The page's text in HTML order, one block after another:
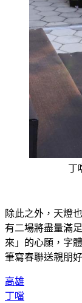
丁
除此之外，天燈
有二場將盡量滿
來」的心願，字
筆寫春聯送親朋
高雄
丁噹